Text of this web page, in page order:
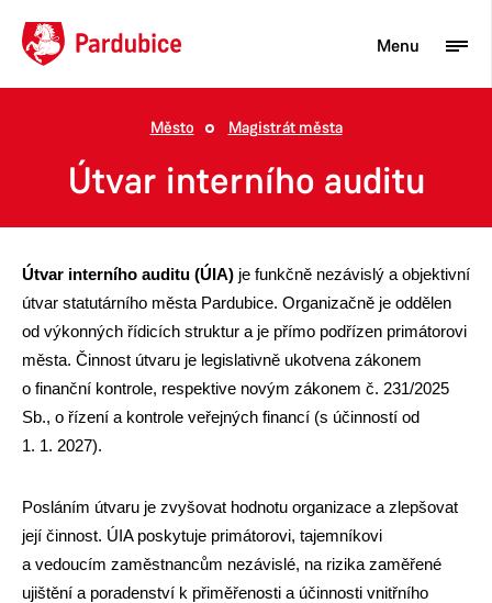
Turista
Podnikatel
Město
Město Magistrát města
Útvar interního auditu
Útvar interního auditu (ÚIA) je funkčně nezávislý a objektivní
útvar statutárního města Pardubice. Organizačně je oddělen
od výkonných řídicích struktur a je přímo podřízen primátorovi
města. Činnost útvaru je legislativně ukotvena zákonem
o finanční kontrole, respektive novým zákonem č. 231/2025
Sb., o řízení a kontrole veřejných financí (s účinností od
1. 1. 2027).
Posláním útvaru je zvyšovat hodnotu organizace a zlepšovat
její činnost. ÚIA poskytuje primátorovi, tajemníkovi
a vedoucím zaměstnancům nezávislé, na rizika zaměřené
ujištění a poradenství k přiměřenosti a účinnosti vnitřního
Menu